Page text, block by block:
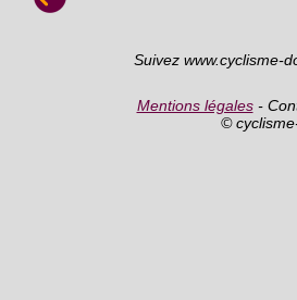
Suivez www.cyclisme-
Mentions légales-
©